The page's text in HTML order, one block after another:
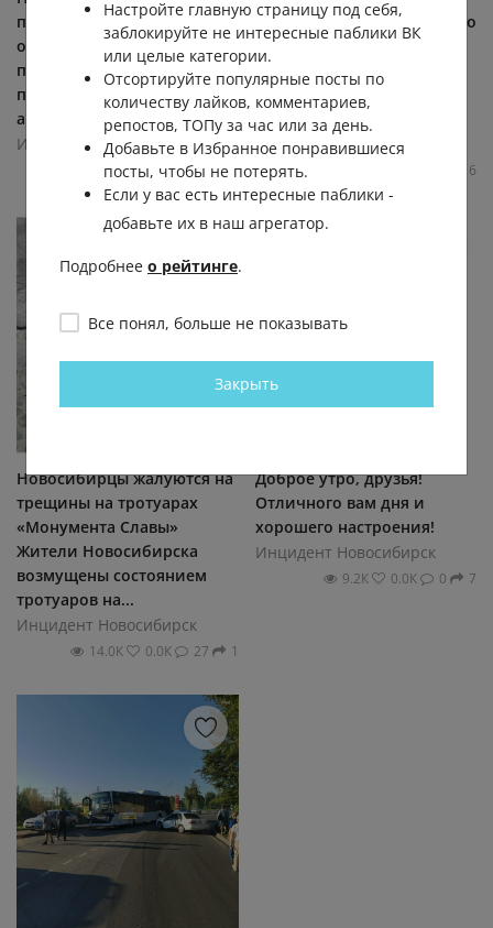
предприятия защищаются
от дронов В Новосибирске
промышленные
предприятия и бизнесы
активно внедряют...
Инцидент Новосибирск
13.7К 0.0К 27 15
осужден за мошенничество
на 3,5 млн рублей Суд в
несовершеннолетнего
виновным в...
Инцидент Новосибирск
6
Новосибирцы жалуются на
трещины на тротуарах
«Монумента Славы»
Жители Новосибирска
возмущены состоянием
тротуаров на...
Инцидент Новосибирск
14.0К 0.0К 27 1
Доброе утро, друзья!
Отличного вам дня и
хорошего настроения!
Инцидент Новосибирск
9.2К 0.0К 0 7
Настройте главную страницу под себя,
заблокируйте не интересные паблики ВК
или целые категории.
Отсортируйте популярные посты по
количеству лайков, комментариев,
репостов, ТОПу за час или за день.
Добавьте в Избранное понравившиеся
посты, чтобы не потерять.
Если у вас есть интересные паблики -
добавьте их в наш агрегатор.
Подробнее о рейтинге.
Все понял, больше не показывать
Закрыть